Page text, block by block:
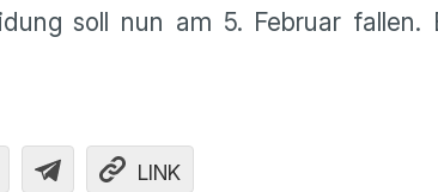
soll nun am 5. Februar
LINK